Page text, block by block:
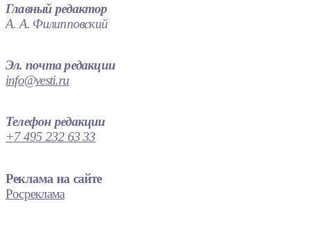
Главный редактор
А. А. Филипповский
Эл. почта редакции
info@vesti.ru
Телефон редакции
+7 495 232 63 33
Реклама на сайте
Росреклама